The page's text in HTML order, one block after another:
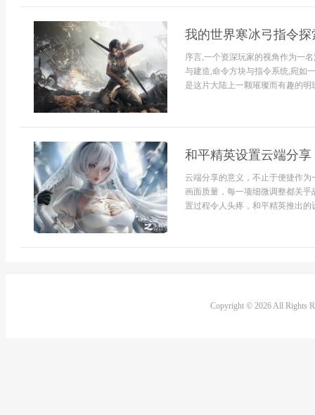
我的世界寒冰弓指令
序言,一个资深玩家的视角作为一
与建造,命令方块与指令系统,宛如
是这片大陆上一颗璀璨而有趣的明
和平精英设置云端分
云端分享的意义，不止于便捷作
画面质量，每一项细微调整都关
置过程令人头疼，和平精英推出
Copyright © 2026 All Rights